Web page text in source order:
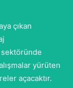
çıkan
yürüten
açacaktır.